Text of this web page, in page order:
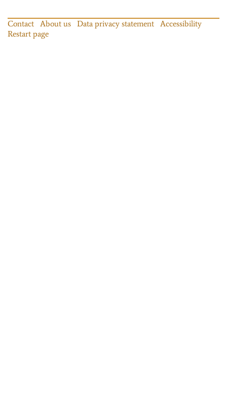
Contact About us Data privacy statement
Accessibility
Restart page